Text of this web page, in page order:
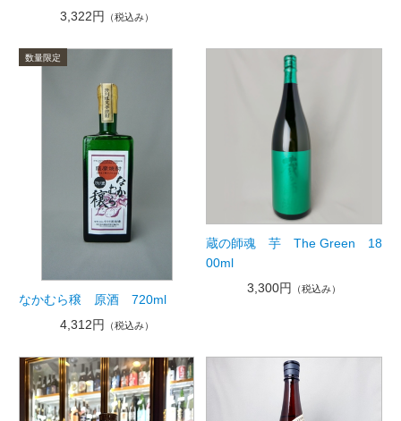
3,322円
（税込み）
なかむら穣 原酒 720ml
4,312円
（税込み）
蔵の師魂 芋 The Green 18
00ml
3,300円
（税込み）